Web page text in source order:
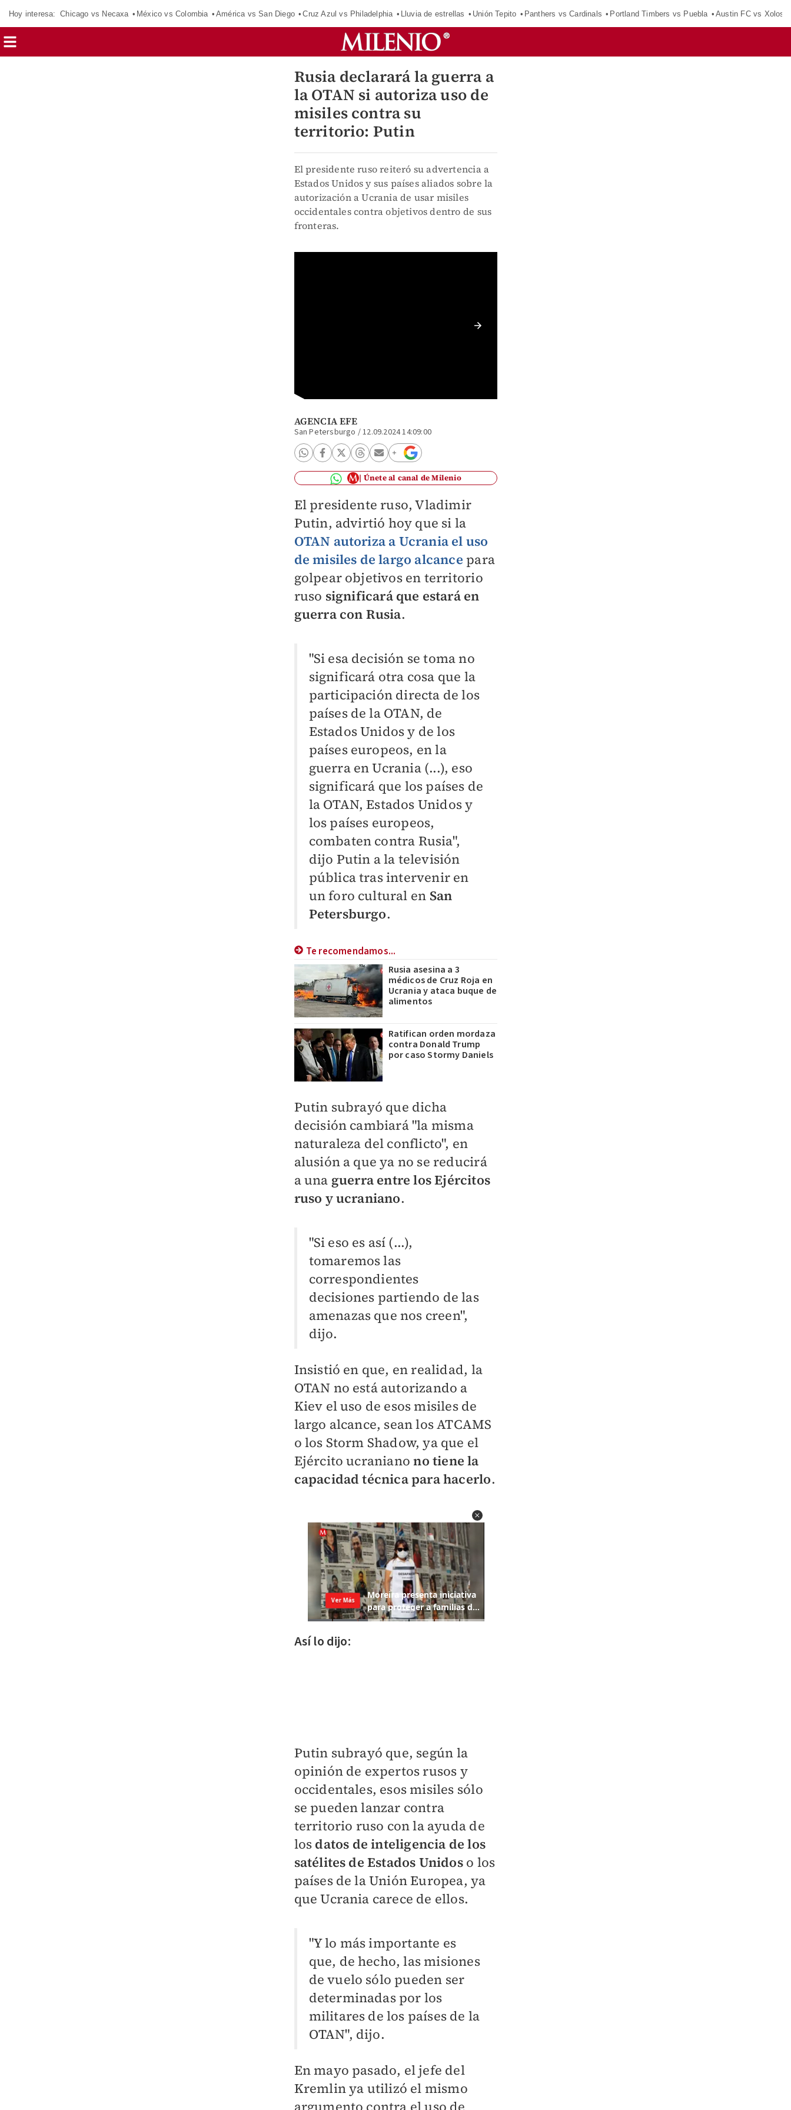
Hoy interesa: Chicago vs Necaxa México vs Colombia América vs San Diego Cruz Azul vs Philadelphia Lluvia de estrellas Unión Tepito Panthers vs Cardinals Portland Timbers vs Puebla Austin FC vs Xolos
Rusia declarará la guerra a
la OTAN si autoriza uso de
misiles contra su
territorio: Putin
El presidente ruso reiteró su advertencia a
Estados Unidos y sus países aliados sobre la
autorización a Ucrania de usar misiles
occidentales contra objetivos dentro de sus
fronteras.
AGENCIA EFE
San Petersburgo /12.09.2024 14:09:00
Únete al canal de Milenio
El presidente ruso, Vladimir
Putin, advirtió hoy que si la
OTAN autoriza a Ucrania el uso
de misiles de largo alcance para
golpear objetivos en territorio
ruso significará que estará en
guerra con Rusia.
"Si esa decisión se toma no
significará otra cosa que la
participación directa de los
países de la OTAN, de
Estados Unidos y de los
países europeos, en la
guerra en Ucrania (...), eso
significará que los países de
la OTAN, Estados Unidos y
los países europeos,
combaten contra Rusia",
dijo Putin a la televisión
pública tras intervenir en
un foro cultural en San
Petersburgo.
Te recomendamos...
Rusia asesina a 3
médicos de Cruz Roja en
Ucrania y ataca buque de
alimentos
Ratifican orden mordaza
contra Donald Trump
por caso Stormy Daniels
Putin subrayó que dicha
decisión cambiará "la misma
naturaleza del conflicto", en
alusión a que ya no se reducirá
a una guerra entre los Ejércitos
ruso y ucraniano.
"Si eso es así (...),
tomaremos las
correspondientes
decisiones partiendo de las
amenazas que nos creen",
dijo.
Insistió en que, en realidad, la
OTAN no está autorizando a
Kiev el uso de esos misiles de
largo alcance, sean los ATCAMS
o los Storm Shadow, ya que el
Ejército ucranianono tiene la
capacidad técnica para hacerlo.
Así lo dijo:
Putin subrayó que, según la
opinión de expertos rusos y
occidentales, esos misiles sólo
se pueden lanzar contra
territorio ruso con la ayuda de
los datos de inteligencia de los
satélites de Estados Unidos o los
países de la Unión Europea, ya
que Ucrania carece de ellos.
"Y lo más importante es
que, de hecho, las misiones
de vuelo sólo pueden ser
determinadas por los
militares de los países de la
OTAN", dijo.
En mayo pasado, el jefe del
Kremlin ya utilizó el mismo
argumento contra el uso de